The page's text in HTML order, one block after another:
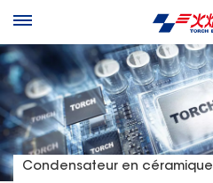
Condensateur en céramique